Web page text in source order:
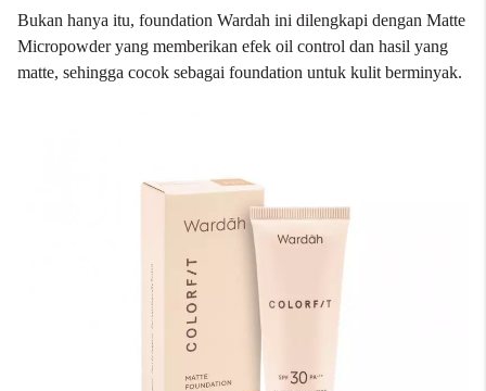
Bukan hanya itu, foundation Wardah ini dilengkapi dengan Matte
Micropowder yang memberikan efek oil control dan hasil yang
matte, sehingga cocok sebagai foundation untuk kulit berminyak.